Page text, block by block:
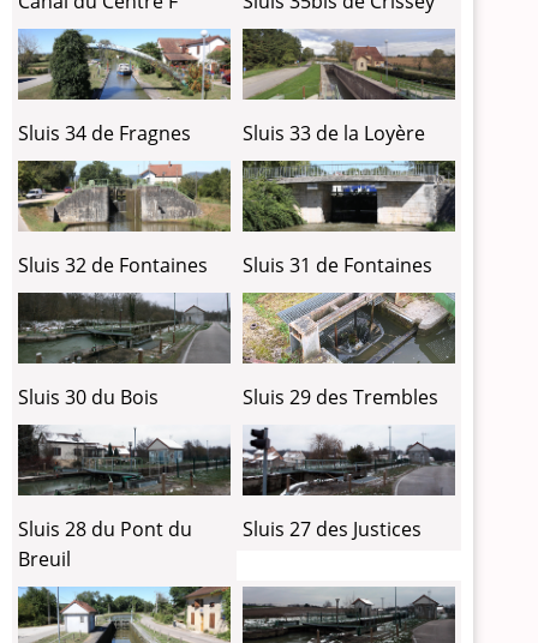
Sluis 34 de Fragnes Sluis 33 de la Loyère
Sluis 32 de Fontaines Sluis 31 de Fontaines
Sluis 30 du Bois Sluis 29 des Trembles
Sluis 28 du Pont du
Breuil
Sluis 27 des Justices